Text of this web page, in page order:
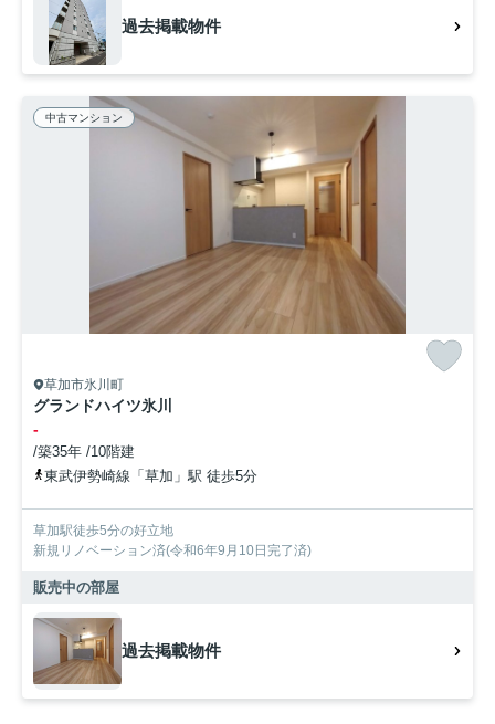
過去掲載物件
中古マンション
草加市氷川町
グランドハイツ氷川
-
/築35年 /10階建
東武伊勢崎線「草加」駅 徒歩5分
草加駅徒歩5分の好立地
新規リノベーション済(令和6年9月10日完了済)
販売中の部屋
過去掲載物件